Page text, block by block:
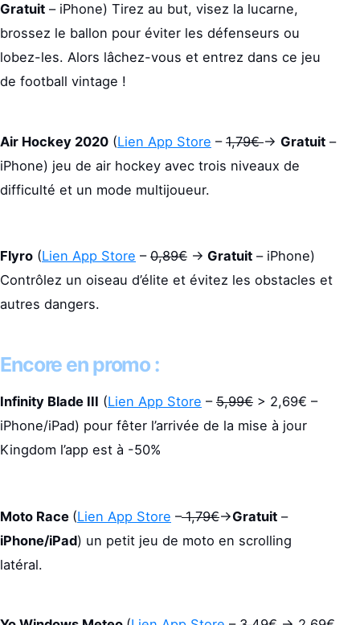
Gratuit – iPhone) Tirez au but, visez la lucarne,
brossez le ballon pour éviter les défenseurs ou
lobez-les. Alors lâchez-vous et entrez dans ce jeu
de football vintage !
Air Hockey 2020 (Lien App Store – 1,79€-> Gratuit –
iPhone) jeu de air hockey avec trois niveaux de
difficulté et un mode multijoueur.
Flyro (Lien App Store – 0,89€ -> Gratuit – iPhone)
Contrôlez un oiseau d’élite et évitez les obstacles et
autres dangers.
Encore en promo :
Infinity Blade III (Lien App Store – 5,99€ > 2,69€ –
iPhone/iPad) pour fêter l’arrivée de la mise à jour
Kingdom l’app est à -50%
Moto Race (Lien App Store –1,79€->Gratuit –
iPhone/iPad) un petit jeu de moto en scrolling
latéral.